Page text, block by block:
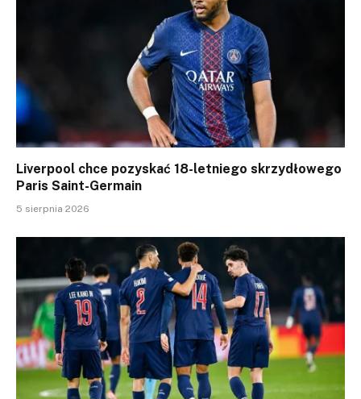
Liverpool chce pozyskać 18-letniego skrzydłowego
Paris Saint-Germain
5 sierpnia 2026